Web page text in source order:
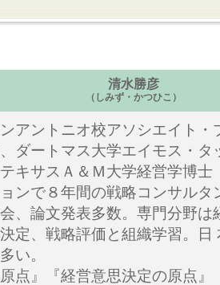
清水勝彦
（しみず・かつひこ）
アントニオ校アソシエイト・
ダートマス大学エイモス・タ
キサスＡ＆Ｍ大学経営学博士
ンで８年間の戦略コンサルタ
、論文発表多数。専門分野は
定、戦略評価と組織学習。日
い。
点』『経営意思決定の原点』